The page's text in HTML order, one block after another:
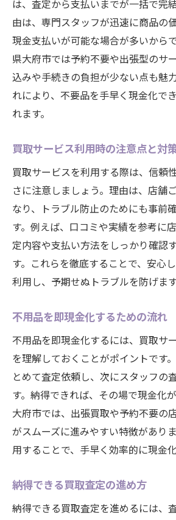
は、査定から支払いまでが一括で完
由は、専門スタッフが迅速に商品の
現金支払いが可能な場合が多いから
県大府市では予約不要や出張型のサ
込みや手続きの負担が少ない点も魅
れにより、不要品を手早く現金化で
れます。
買取サービス利用時の注意点と対
買取サービスを利用する際は、信頼
さに注意しましょう。理由は、店舗
なり、トラブル防止のためにも事前
す。例えば、口コミや実績を参考に
定内容や支払い方法をしっかり確認
す。これらを徹底することで、安心
利用し、予期せぬトラブルを防げます
不用品を即現金化するための流れ
不用品を即現金化するには、買取サ
を理解しておくことがポイントです
とめて査定依頼し、次にスタッフの
す。納得できれば、その場で現金化
大府市では、出張買取や予約不要の
がスムーズに進みやすい特徴があり
用することで、手早く効率的に現金化
納得できる買取査定の進め方
納得できる買取査定を進めるには、